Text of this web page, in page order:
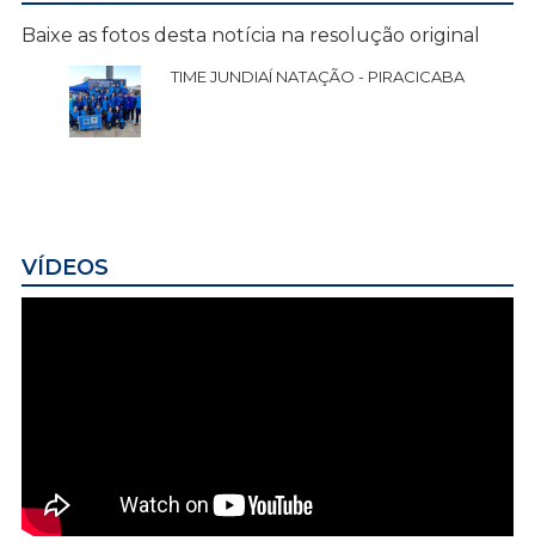
Baixe as fotos desta notícia na resolução original
TIME JUNDIAÍ NATAÇÃO - PIRACICABA
VÍDEOS